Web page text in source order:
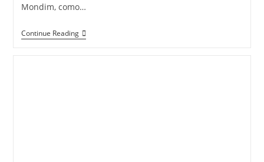
Mondim, como…
Continue ReadingMosteiro
De